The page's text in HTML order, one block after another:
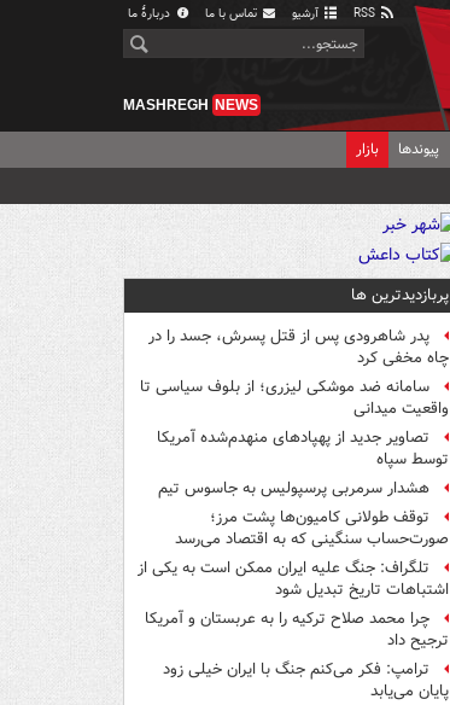
آرشیو تماس با ما دربارهٔ ما
MASHREGH NEWS
پیوندها بازار
پربازدیدترین ها
پدر شاهرودی پس از قتل پسرش، جسد را در
چاه مخفی کرد
سامانه ضد موشکی لیزری؛ از بلوف سیاسی تا
واقعیت میدانی
تصاویر جدید از پهپادهای منهدم‌شده آمریکا
توسط سپاه
هشدار سرمربی پرسپولیس به جاسوس تیم
توقف طولانی کامیون‌ها پشت مرز؛
صورت‌حساب سنگینی که به اقتصاد می‌رسد
تلگراف: جنگ علیه ایران ممکن است به یکی از
اشتباهات تاریخ تبدیل شود
چرا محمد صلاح ترکیه را به عربستان و آمریکا
ترجیح داد
ترامپ: فکر می‌کنم جنگ با ایران خیلی زود
پایان می‌یابد